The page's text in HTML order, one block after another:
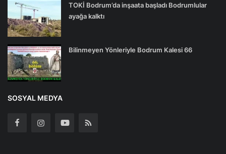
TOKİ Bodrum’da inşaata başladı Bodrumlular
ayağa kalktı
Bilinmeyen Yönleriyle Bodrum Kalesi 66
SOSYAL MEDYA